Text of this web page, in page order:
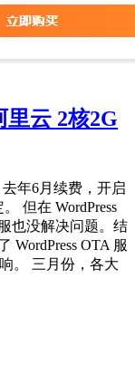
云 2核2G
年6月续费，开启
但在 WordPress
也没解决问题。结
WordPress OTA 服
。 三月份，各大